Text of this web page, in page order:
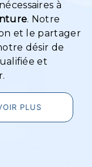
à
. Notre
et le partager
désir de
et
PLUS